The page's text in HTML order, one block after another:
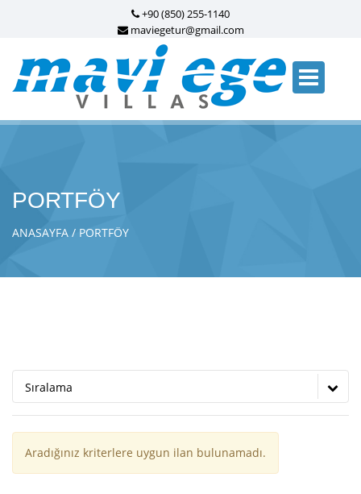
+90 (850) 255-1140
maviegetur@gmail.com
PORTFÖY
ANASAYFA PORTFÖY
Sıralama
Aradığınız kriterlere uygun ilan bulunamadı.